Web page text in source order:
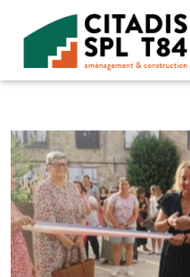
Accéder au contenu